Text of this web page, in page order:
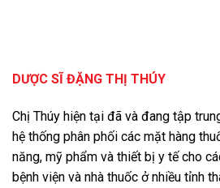
DƯỢC SĨ ĐẶNG THỊ THÚY
Chị Thúy hiện tại đã và đang tập
hệ thống phân phối các mặt hàng
năng, mỹ phẩm và thiết bị y tế cho
bệnh viện và nhà thuốc ở nhiều tỉnh